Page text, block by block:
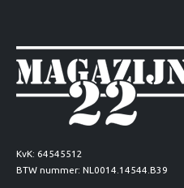
KvK: 64545512
BTW nummer: NL0014.14544.B39